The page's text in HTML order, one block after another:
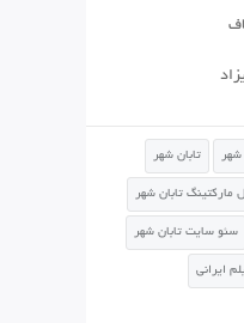
تابان شهر
مارکتینگ تابان شهر
سئو سایت تابان شهر
ایرانی